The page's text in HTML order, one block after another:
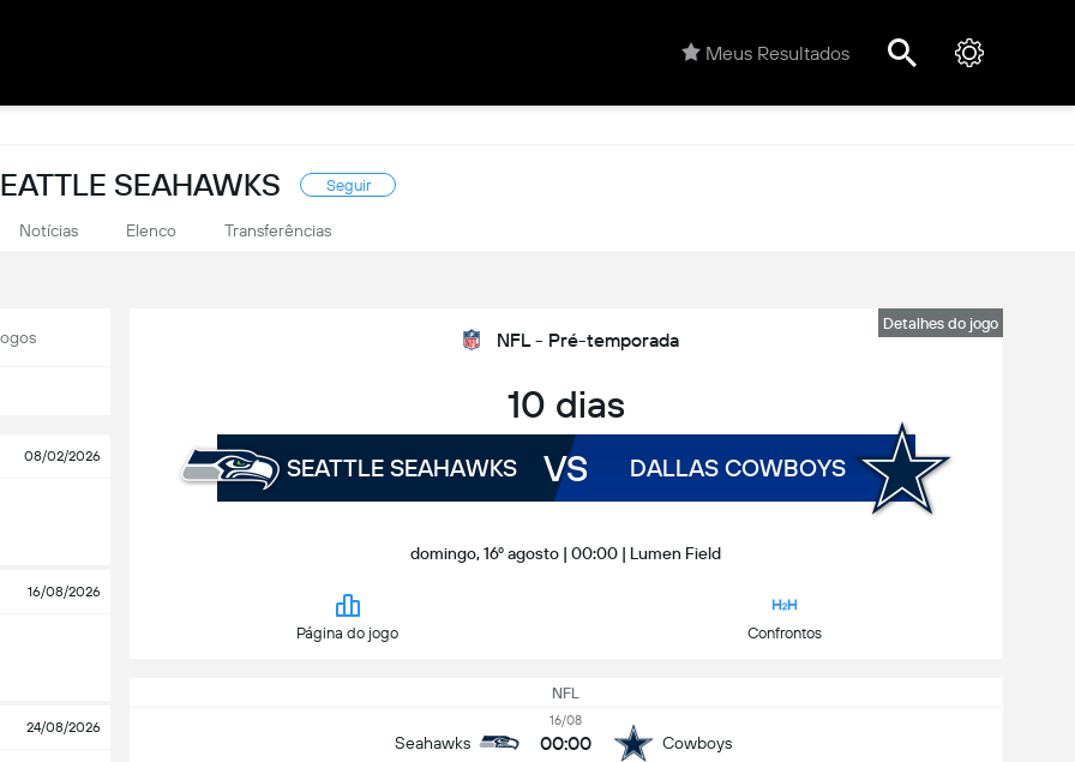
Meus Resultados
SEAHAWKS Seguir
Notícias Elenco Transferências
08/02/2026
16/08/2026
24/08/2026
Detalhes do jogo
NFL - Pré-temporada
10 dias
SEATTLE SEAHAWKS VS DALLAS COWBOYS
domingo, 16º agosto | 00:00 | Lumen Field
Página do jogo Confrontos
NFL
Seahawks
16/08
00:00 Cowboys